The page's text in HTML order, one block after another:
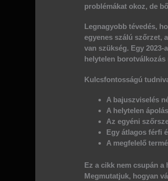
problémákat okoz, de
Legnagyobb tévedés,
egyenes szálú szőrzet,
van szükség. Egy
helytelen borotválkozás
Kulcsfontosságú
A bajuszviselés
A helytelen
Az egyéni
Egy átlagos férfi
A megfelelő
Ez a cikk nem csupán
Megmutatjuk, hogyan